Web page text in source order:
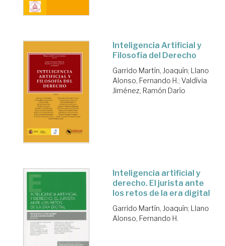
Inteligencia Artificial y
Filosofía del Derecho
Garrido Martín, Joaquín; Llano
Alonso, Fernando H.; Valdívia
Jiménez, Ramón Darío
Inteligencia artificial y
derecho. El jurista ante
los retos de la era digital
Garrido Martín, Joaquín; Llano
Alonso, Fernando H.